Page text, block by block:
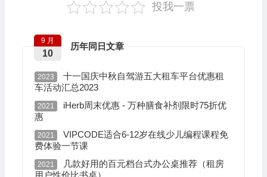
投我一票
历年同日文章
9 月
10
2023
十一国庆中秋自驾游五大租车平台优惠租
车活动汇总2023
2021
iHerb周末优惠 - 万种膳食补剂限时75折优
惠
2021
VIPCODE适合6-12岁在线少儿编程课程免
费体验一节课
2021
几款好用的百元档台式办公桌推荐（租房